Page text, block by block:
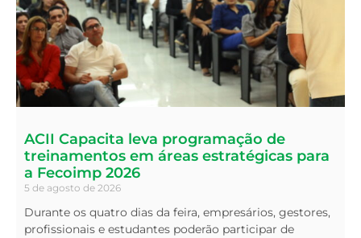
ACII Capacita leva programação de
treinamentos em áreas estratégicas para
a Fecoimp 2026
5 de agosto de 2026
Durante os quatro dias da feira, empresários, gestores,
profissionais e estudantes poderão participar de